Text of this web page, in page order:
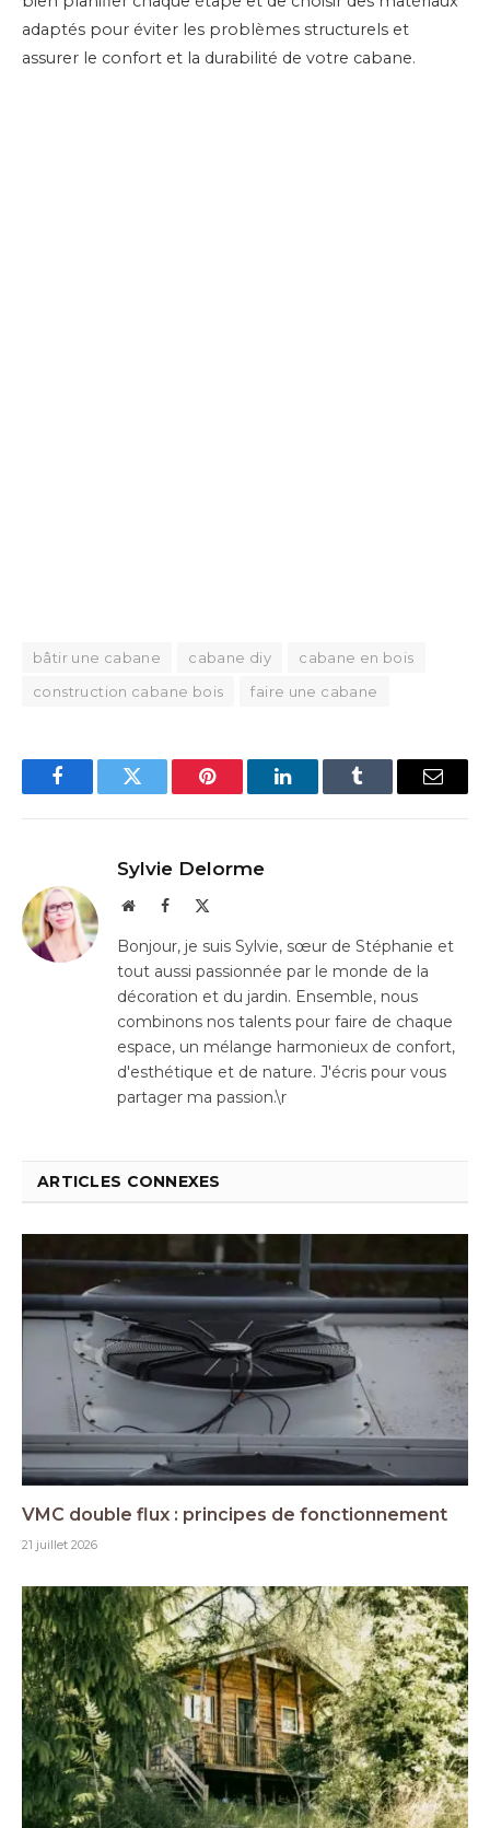
adaptés pour éviter les problèmes structurels et
assurer le confort et la durabilité de votre cabane.
bâtir une cabane cabane diy
cabane en bois
construction cabane bois
faire une cabane
FacebookTwitter Pinterest LinkedInTumblr Email
Sylvie Delorme
WebsiteFacebook
Bonjour, je suis Sylvie, sœur de Stéphanie et
tout aussi passionnée par le monde de la
décoration et du jardin. Ensemble, nous
combinons nos talents pour faire de chaque
espace, un mélange harmonieux de confort,
d'esthétique et de nature. J'écris pour vous
partager ma passion.\r
ARTICLES CONNEXES
VMC double flux : principes de fonctionnement
21 juillet 2026